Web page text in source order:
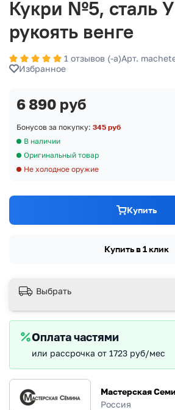
Кукри №5, сталь
рукоять венге
1 отзывов (-а)Арт.
Избранное
Мастерская
Россия
6 890 руб
Бонусов за покупку: 345 руб
В наличии
Оригинальный товар
Не холодное оружие
Купить
Купить в 1 клик
Выбрать
Оплата частями
или рассрочка от 1723 руб/мес